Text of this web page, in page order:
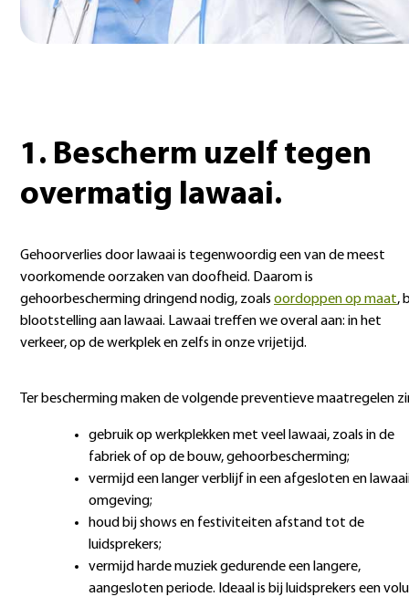
1. Bescherm uzelf tegen
overmatig lawaai.
Gehoorverlies door lawaai is tegenwoordig een van de meest
voorkomende oorzaken van doofheid. Daarom is
gehoorbescherming dringend nodig, zoals oordoppen op maat,
blootstelling aan lawaai. Lawaai treffen we overal aan: in het
verkeer, op de werkplek en zelfs in onze vrijetijd.
Ter bescherming maken de volgende preventieve maatregelen
gebruik op werkplekken met veel lawaai, zoals in de
fabriek of op de bouw, gehoorbescherming;
vermijd een langer verblijf in een afgesloten en
omgeving;
houd bij shows en festiviteiten afstand tot de
luidsprekers;
vermijd harde muziek gedurende een langere,
aangesloten periode. Ideaal is bij luidsprekers een